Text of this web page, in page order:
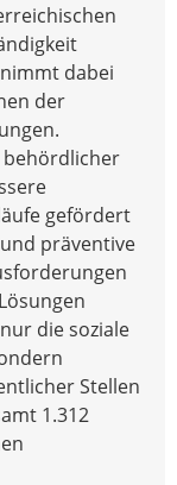
dabei
der
behördlicher
gefördert
präventive
die soziale
Stellen
1.312